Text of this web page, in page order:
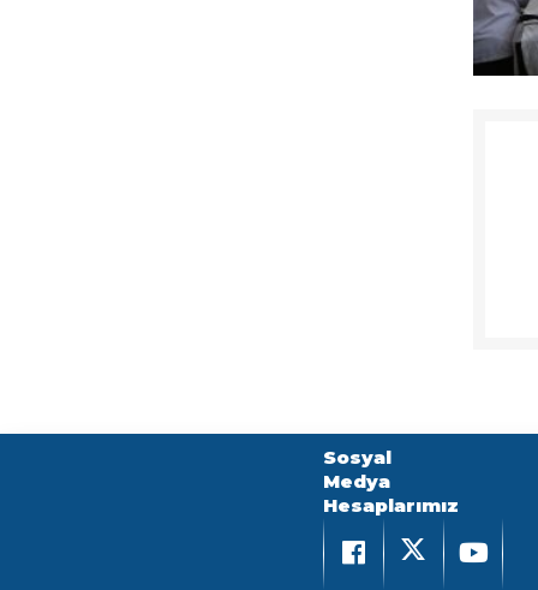
Sosyal
Medya
Hesaplarımız